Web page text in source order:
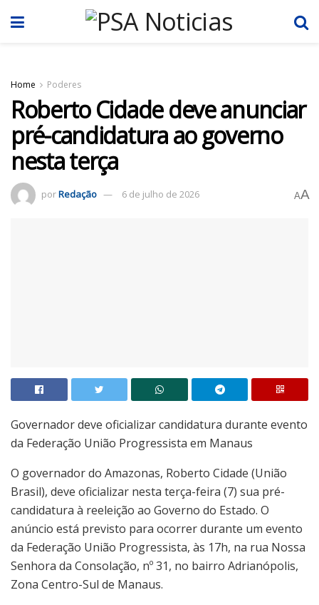
Home Poderes
Roberto Cidade deve anunciar
pré-candidatura ao governo
nesta terça
porRedação 6 de julho de 2026 AA
Governador deve oficializar candidatura durante evento
da Federação União Progressista em Manaus
O governador do Amazonas, Roberto Cidade (União
Brasil), deve oficializar nesta terça-feira (7) sua pré-
candidatura à reeleição ao Governo do Estado. O
anúncio está previsto para ocorrer durante um evento
da Federação União Progressista, às 17h, na rua Nossa
Senhora da Consolação, nº 31, no bairro Adrianópolis,
Zona Centro-Sul de Manaus.